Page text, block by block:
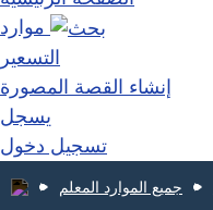
موارد
التسعير
إنشاء القصة المصورة
يسجل
تسجيل دخول
جميع الموارد المعلم